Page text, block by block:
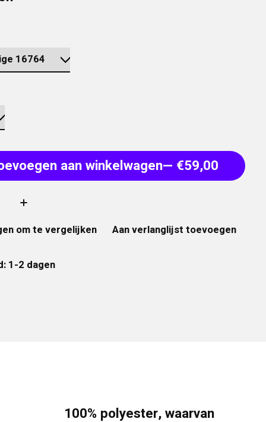
aan winkelwagen
— €59,00
om te vergelijken Aan verlanglijst toevoegen
1-2 dagen
100% polyester, waarvan